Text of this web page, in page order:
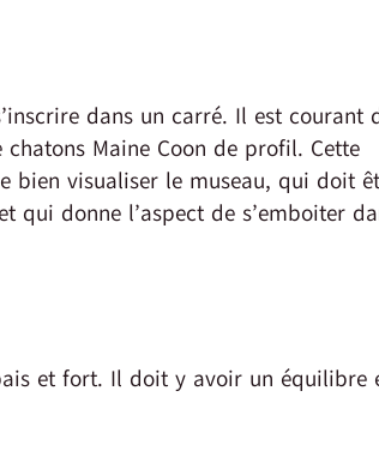
dans un carré. Il est courant
Maine Coon de profil. Cette
bien visualiser le museau, qui doit
qui donne l’aspect de s’emboiter
et fort. Il doit y avoir un équilibre